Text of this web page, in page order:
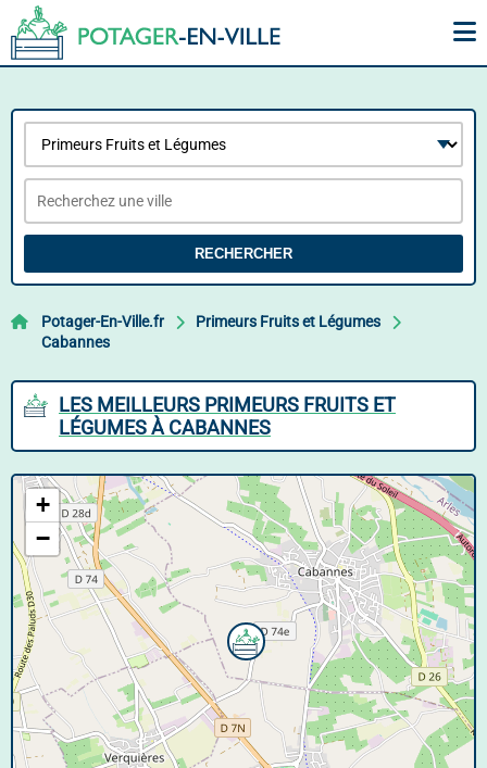
RECHERCHER
Potager-En-Ville.fr
Primeurs Fruits et Légumes
Cabannes
LES MEILLEURS PRIMEURS FRUITS ET
LÉGUMES À CABANNES
+
−